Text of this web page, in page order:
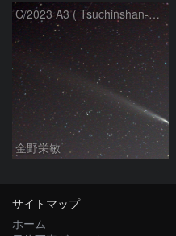
C/2023 A3 ( Tsuchinshan-ATLAS )
金野栄敏
サイトマップ
ホーム